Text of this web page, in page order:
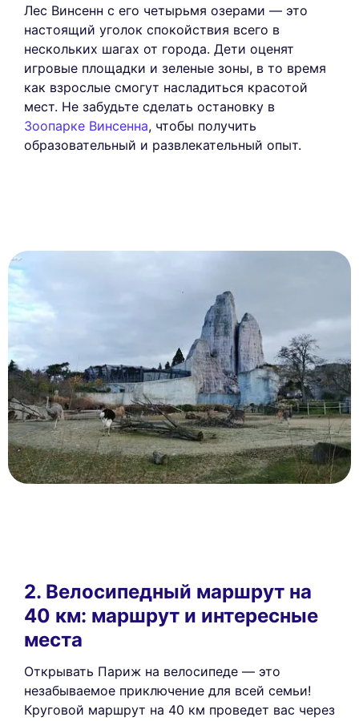
Лес Винсенн с его четырьмя озерами — это
настоящий уголок спокойствия всего в
нескольких шагах от города. Дети оценят
игровые площадки и зеленые зоны, в то время
как взрослые смогут насладиться красотой
мест. Не забудьте сделать остановку в
Зоопарке Винсенна, чтобы получить
образовательный и развлекательный опыт.
2. Велосипедный маршрут на
40 км: маршрут и интересные
места
Открывать Париж на велосипеде — это
незабываемое приключение для всей семьи!
Круговой маршрут на 40 км проведет вас через